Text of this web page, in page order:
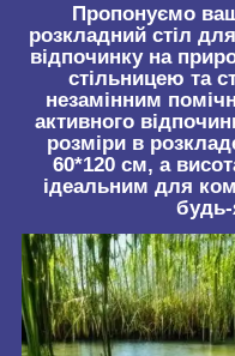
Пропонуємо
розкладний стіл
відпочинку на
стільницею та
незамінним
активного
розміри в
60*120 см, а
ідеальним для